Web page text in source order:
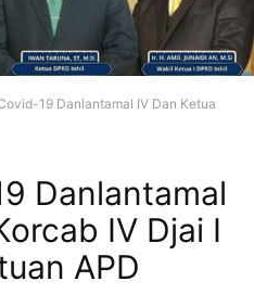
19 Danlantamal IV Dan Ketua
Danlantamal
IV Djai I
APD